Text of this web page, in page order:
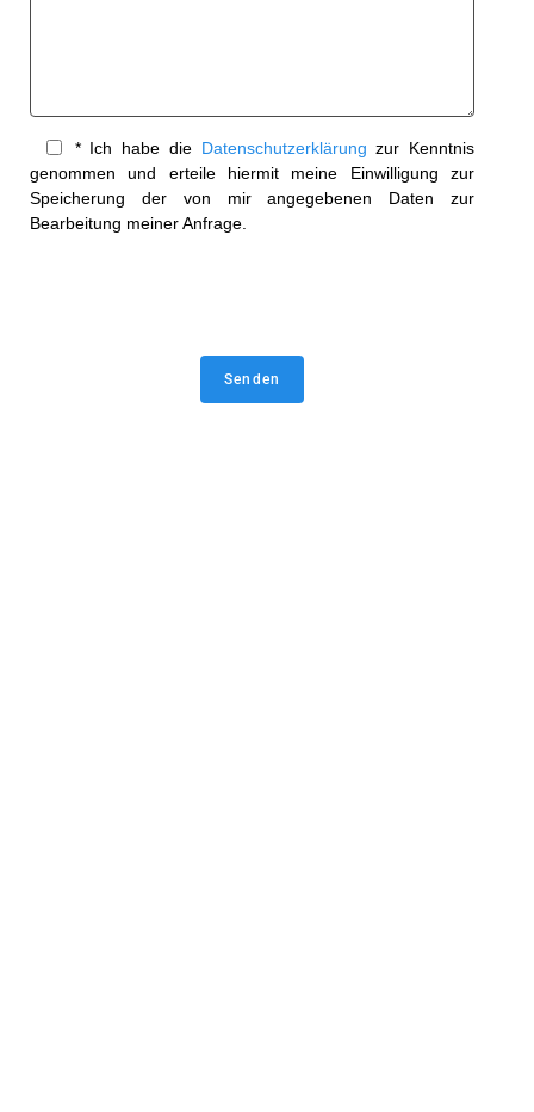
* Ich habe die Datenschutzerklärung zur Kenntnis
genommen und erteile hiermit meine Einwilligung zur
Speicherung der von mir angegebenen Daten zur
Bearbeitung meiner Anfrage.